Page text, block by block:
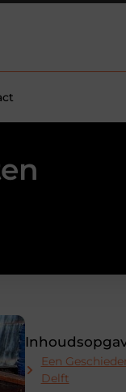
Een
Delft